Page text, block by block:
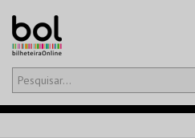
Olá,iniciar sessão